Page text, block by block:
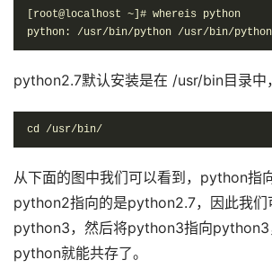
[root@localhost ~]# whereis python
python: /usr/bin/python /usr/bin/
python2.7默认安装是在 /usr/bin目录
cd /usr/bin/
从下面的图中我们可以看到，python指
python2指向的是python2.7，因此我们
python3，然后将python3指向python3
python就能共存了。